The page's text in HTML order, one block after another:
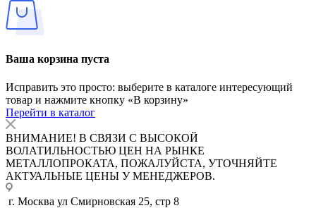
Ваша корзина пуста
Исправить это просто: выберите в каталоге интересующий
товар и нажмите кнопку «В корзину»
Перейти в каталог
ВНИМАНИЕ! В СВЯЗИ С ВЫСОКОЙ
ВОЛАТИЛЬНОСТЬЮ ЦЕН НА РЫНКЕ
МЕТАЛЛОПРОКАТА, ПОЖАЛУЙСТА, УТОЧНЯЙТЕ
АКТУАЛЬНЫЕ ЦЕНЫ У МЕНЕДЖЕРОВ.
г. Москва ул Смирновская 25, стр 8